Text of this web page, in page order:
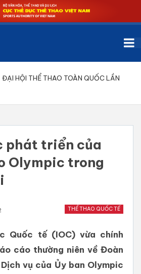
ĐẠI HỘI THỂ THAO TOÀN QUỐC LẦN
phát triển của
Olympic trong
THỂ THAO QUỐC TẾ
Quốc tế (IOC) vừa chính
cáo thường niên về Đoàn
vụ của Ủy ban Olympic